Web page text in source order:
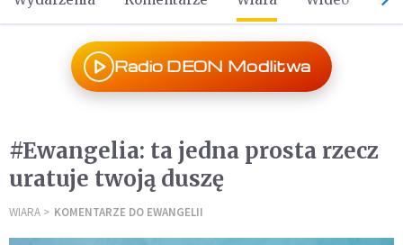
Radio DEON Modlitwa
#Ewangelia: ta jedna prosta rzecz
uratuje twoją duszę
WIARA KOMENTARZE DO EWANGELII